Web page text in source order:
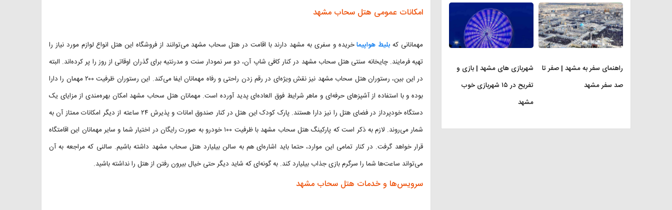
امکانات عمومی هتل سحاب مشهد
مهمانانی که بلیط هواپیماخریده و سفری به مشهد دارند با اقامت در هتل سحاب مشهد می‌توانند از فروشگاه این هتل انواع لوازم مورد نیاز را
تهیه فرمایند. چایخانه سنتی هتل سحاب مشهد در کنار کافی شاپ آن، دو سر نمودار سنت و مدرنتیه برای گذران اوقاتی از روز را پر کرده‌اند. البته
در این بین، رستوران هتل سحاب مشهد نیز نقش ویژه‌ای در رقم زدن راحتی و رفاه مهمانان ایفا می‌کند. این رستوران ظرفیت ۲۰۰ مهمان را دارا
بوده و با استفاده از آشپزهای حرفه‌ای و ماهر شرایط فوق العاده‌ای پدید آورده است. مهمانان هتل سحاب مشهد امکان بهره‌مندی از مزایای یک
دستگاه خودپرداز در فضای هتل را نیز دارا هستند. پارک کودک این هتل در کنار صندوق امانات و پذیرش ۲۴ ساعته از دیگر امکانات ممتاز آن به
شمار می‌روند. لازم به ذکر است که پارکینگ هتل سحاب مشهد با ظرفیت ۱۰۰ خودرو به صورت رایگان در اختیار شما و سایر مهمانان این اقامتگاه
قرار خواهد گرفت. در کنار تمامی این موارد، حتما باید اشاره‌ای هم به سالن بیلیارد هتل سحاب مشهد داشته باشیم. سالنی که مراجعه به آن
می‌تواند ساعت‌ها شما را سرگرم بازی جذاب بیلیارد کند. به گونه‌ای که شاید دیگر حتی خیال بیرون رفتن از هتل را نداشته باشید.
سرویس‌ها و خدمات هتل سحاب مشهد
راهنمای سفر به مشهد | صفر تا
صد سفر مشهد
شهربازی های مشهد | بازی و
تفریح در ۱۵ شهربازی خوب
مشهد